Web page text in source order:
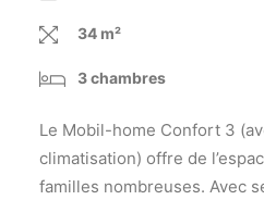
34 m²
3 chambres
Le Mobil-home Confort 3
climatisation) offre de
familles nombreuses. Avec